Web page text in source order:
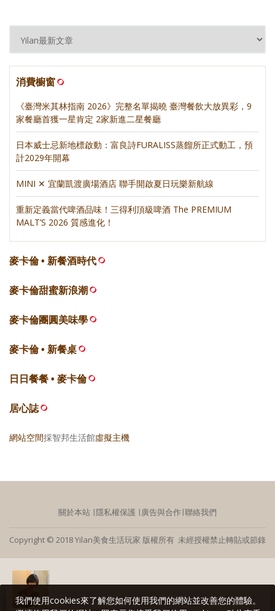
消費櫥窗
《臺灣米其林指南 2026》完整名單揭曉 臺灣餐飲大放異彩，9
家餐廳首獲一星肯定 2家新進二星餐廳
日本威士忌新地標啟動：富良詩FURALISS蒸餾所正式動工，預
計2029年開幕
MINI ✕ 宜蘭凱渡廣場酒店 聯手開啟夏日玩樂新航線
重新定義當代啤酒品味！三得利頂級啤酒 The PREMIUM
MALT’S 2026 質感進化！
麥卡倫 • 新餐酒時代
麥卡倫甜蜜新浪潮
麥卡倫團圓美味學
麥卡倫 • 新餐桌
日日餐餐 • 麥卡倫
居心誌
網站空間採智邦生活館虛擬主機
關於本站 ∣隱私權保護 ∣廣告與合作∣聯絡我們
Copyright © 2018 Yilan美食生活玩家 版權所有 未經授權禁止轉貼或節錄
我們使用cookies來了解您如何使用我們的網站並改善您的體驗。